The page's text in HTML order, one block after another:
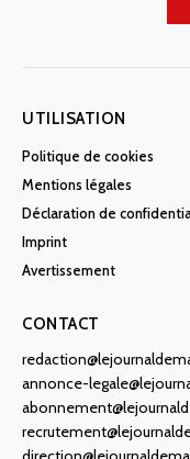
UTILISATION
Politique de cookies
Mentions légales
Déclaration de
Imprint
Avertissement
CONTACT
annonce-